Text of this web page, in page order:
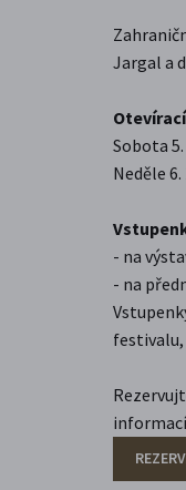
Jargal a
Sobota 5.
Neděle
- na
- na